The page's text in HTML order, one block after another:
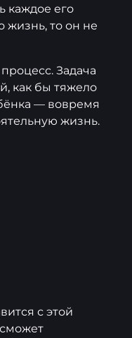
каждое его
жизнь, то он не
Задача
как бы тяжело
— вовремя
жизнь.
с этой